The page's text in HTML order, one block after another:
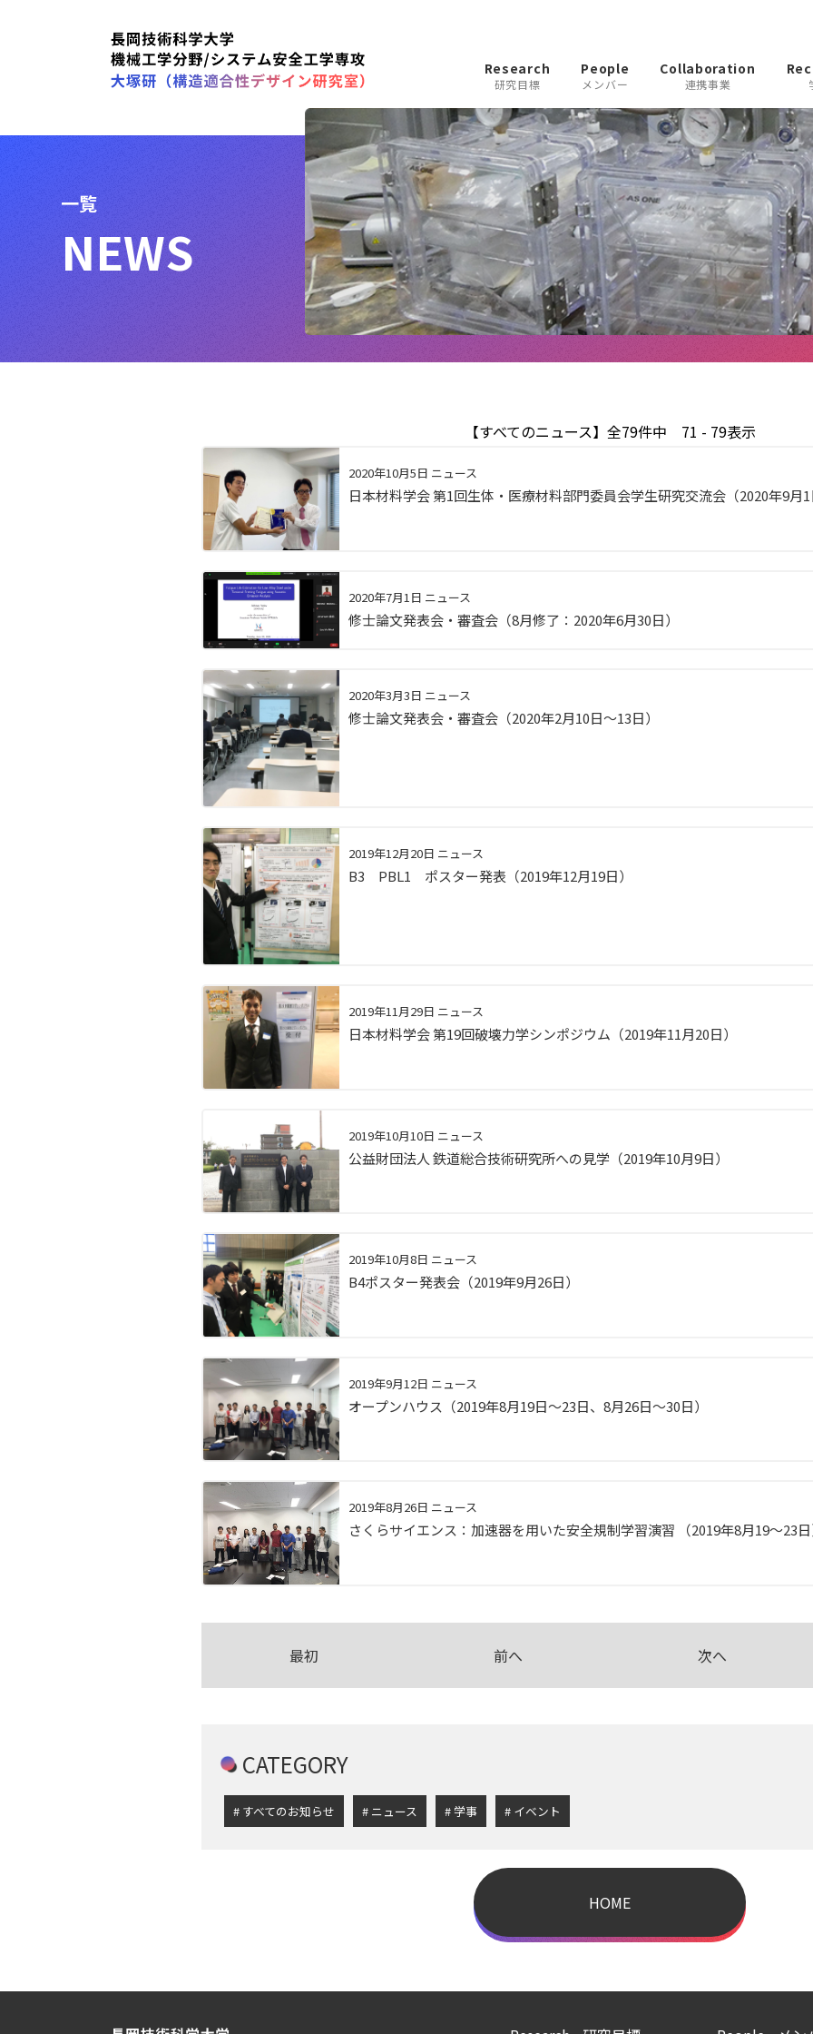
Research
研究目標
People
メンバー
Collaboration
連携事業
一覧
NEWS
【すべてのニュース】全79件中 71 - 79表示
2020年10月5日 ニュース
日本材料学会 第1回生体・医療材料部門委員会学生研究交流会（2020年9月
2020年7月1日 ニュース
修士論文発表会・審査会（8月修了：2020年6月30日）
2020年3月3日 ニュース
修士論文発表会・審査会（2020年2月10日～13日）
2019年12月20日 ニュース
B3 PBL1 ポスター発表（2019年12月19日）
2019年11月29日 ニュース
日本材料学会 第19回破壊力学シンポジウム（2019年11月20日）
2019年10月10日 ニュース
公益財団法人 鉄道総合技術研究所への見学（2019年10月9日）
2019年10月8日 ニュース
B4ポスター発表会（2019年9月26日）
2019年9月12日 ニュース
オープンハウス（2019年8月19日～23日、8月26日～30日）
2019年8月26日 ニュース
さくらサイエンス：加速器を用いた安全規制学習演習 （2019年8月19〜23
最初 前へ 次へ
CATEGORY
すべてのお知らせ ニュース 学事 イベント
HOME